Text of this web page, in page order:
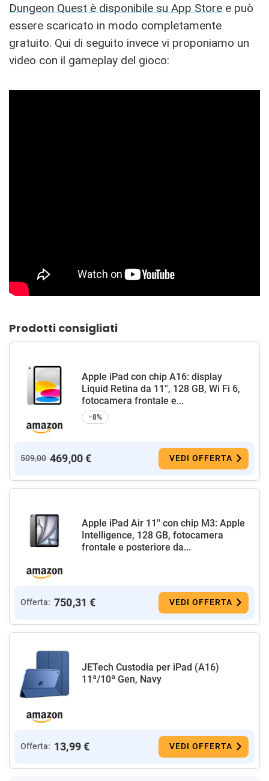
Dungeon Quest è disponibile su App Store e può
essere scaricato in modo completamente
gratuito. Qui di seguito invece vi proponiamo un
video con il gameplay del gioco:
Prodotti consigliati
Apple iPad con chip A16: display
Liquid Retina da 11'', 128 GB, Wi Fi 6,
fotocamera frontale e...
−8%
509,00 469,00 € VEDI OFFERTA
Apple iPad Air 11'' con chip M3: Apple
Intelligence, 128 GB, fotocamera
frontale e posteriore da...
Offerta: 750,31 € VEDI OFFERTA
JETech Custodia per iPad (A16)
11ª/10ª Gen, Navy
Offerta: 13,99 € VEDI OFFERTA